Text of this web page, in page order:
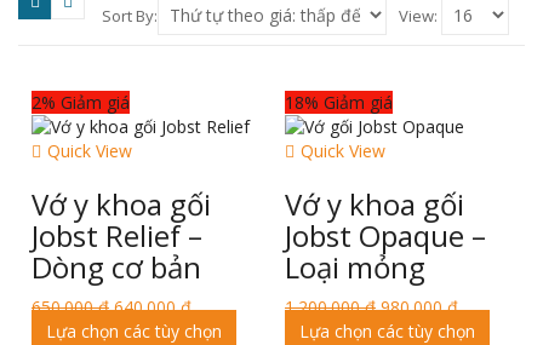
Sort By: View:
2% Giảm giá
Quick View
Vớ y khoa gối
Jobst Relief –
Dòng cơ bản
650.000₫ 640.000₫
Lựa chọn các tùy chọn
18% Giảm giá
Quick View
Vớ y khoa gối
Jobst Opaque –
Loại mỏng
1.200.000₫ 980.000₫
Lựa chọn các tùy chọn